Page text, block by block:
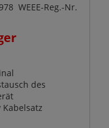
WEEE-Reg.-Nr.
des